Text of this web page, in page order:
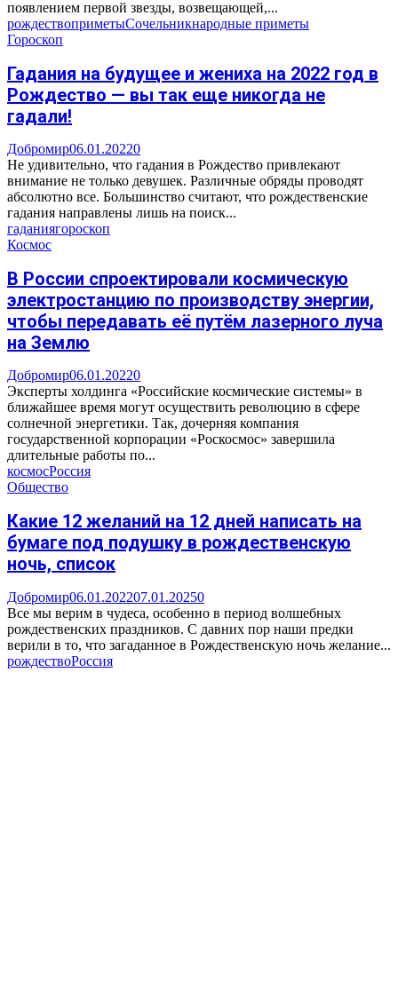
появлением первой звезды, возвещающей,...
рождествоприметыСочельникнародные приметы
Гороскоп
Гадания на будущее и жениха на 2022 год в
Рождество — вы так еще никогда не
гадали!
Добромир06.01.20220
Не удивительно, что гадания в Рождество привлекают
внимание не только девушек. Различные обряды проводят
абсолютно все. Большинство считают, что рождественские
гадания направлены лишь на поиск...
гаданиягороскоп
Космос
В России спроектировали космическую
электростанцию по производству энергии,
чтобы передавать её путём лазерного луча
на Землю
Добромир06.01.20220
Эксперты холдинга «Российские космические системы» в
ближайшее время могут осуществить революцию в сфере
солнечной энергетики. Так, дочерняя компания
государственной корпорации «Роскосмос» завершила
длительные работы по...
космосРоссия
Общество
Какие 12 желаний на 12 дней написать на
бумаге под подушку в рождественскую
ночь, список
Добромир06.01.202207.01.20250
Все мы верим в чудеса, особенно в период волшебных
рождественских праздников. С давних пор наши предки
верили в то, что загаданное в Рождественскую ночь желание...
рождествоРоссия